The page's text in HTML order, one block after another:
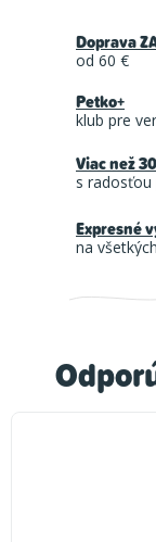
Doprava
od 60 €
Petko+
klub pre
Viac než
s radosťou
Expresné
na